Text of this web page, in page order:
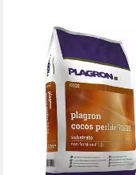
PLAGRON
Blumenerde Plagron
Perlite 70-30, 50 Liter
28,80 €
(0,58 €/ 1 l)
lieferbar - in 2-3 Werktagen